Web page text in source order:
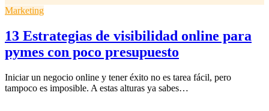
Marketing
13 Estrategias de visibilidad online para
pymes con poco presupuesto
Iniciar un negocio online y tener éxito no es tarea fácil, pero
tampoco es imposible. A estas alturas ya sabes…